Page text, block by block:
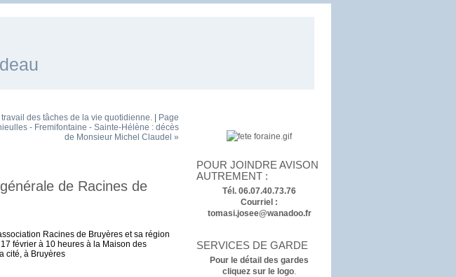
POUR JOINDRE AVISON
AUTREMENT :
Tél. 06.07.40.73.76
Courriel :
tomasi.josee@wanadoo.fr
SERVICES DE GARDE
Pour le détail des gardes
cliquez sur le logo
des tâches de la vie quotidienne.
Page
- Fremifontaine - Sainte-Hélène : décès
de Monsieur Michel Claudel »
de Racines de
Racines de Bruyères et sa région
février à 10 heures à la Maison des
cité, à Bruyères